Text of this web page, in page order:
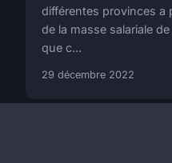
différentes provinces a
de la masse salariale
que c...
29 décembre 2022